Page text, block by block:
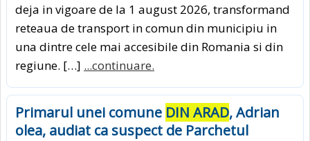
deja in vigoare de la 1 august 2026, transformand
reteaua de transport in comun din municipiu in
una dintre cele mai accesibile din Romania si din
regiune. […] ...continuare.
Primarul unei comune DIN ARAD, Adrian
olea, audiat ca suspect de Parchetul